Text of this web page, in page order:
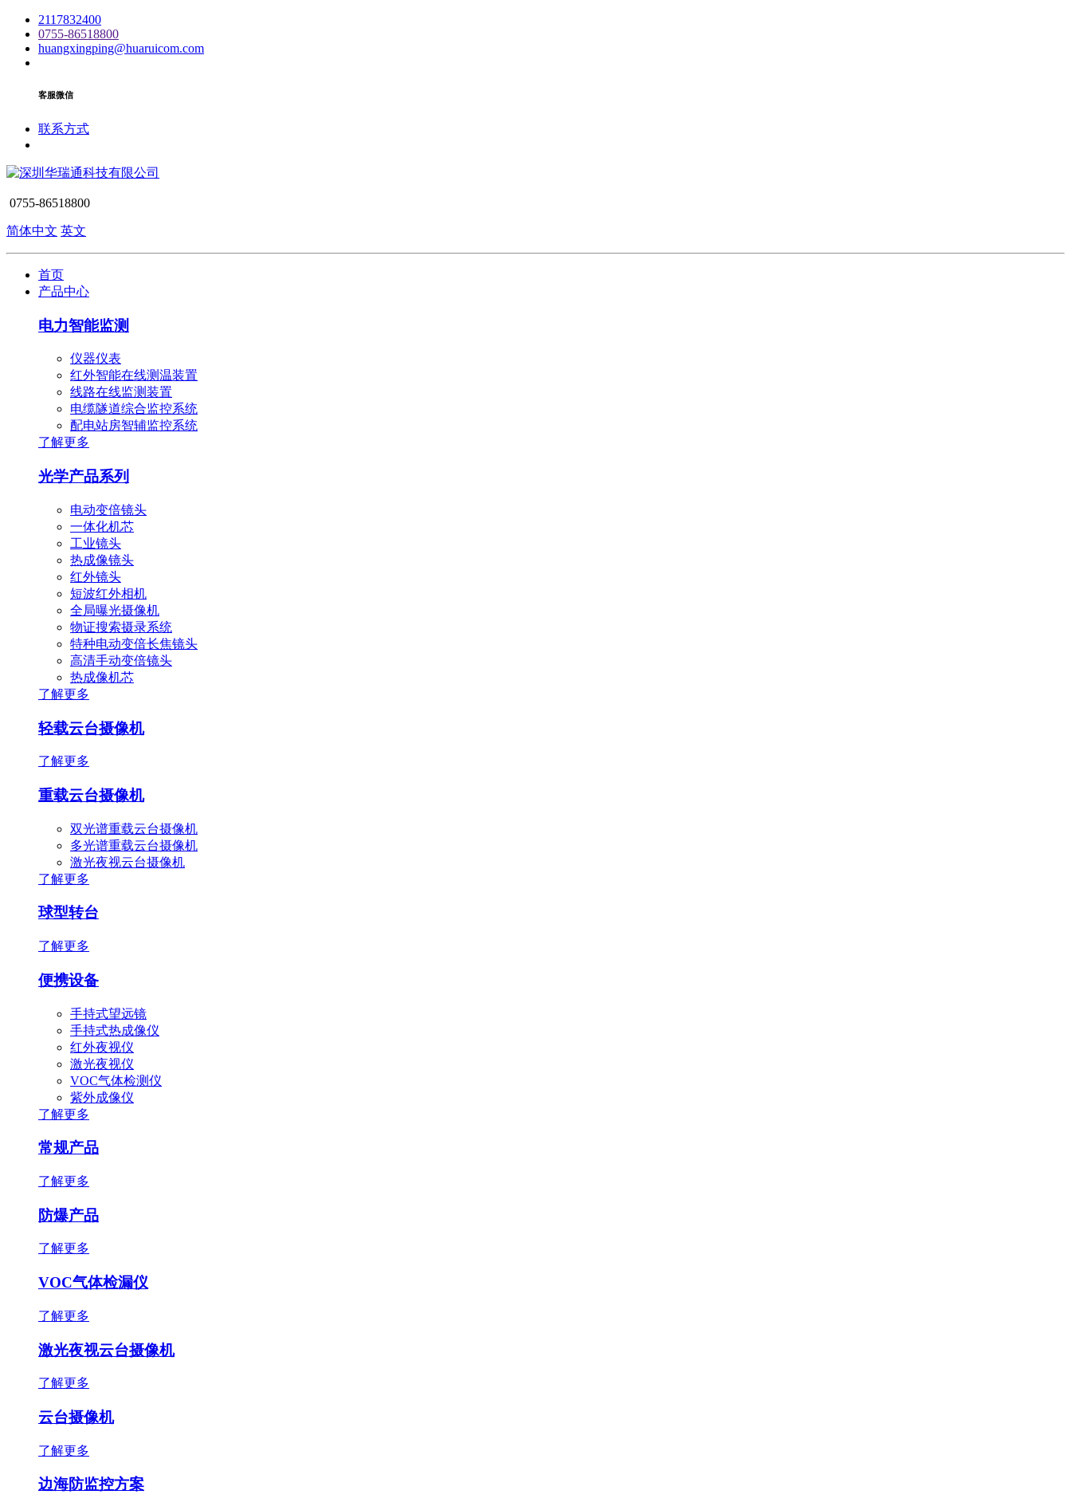
2117832400
0755-86518800
huangxingping@huaruicom.com
客服微信
联系方式
0755-86518800
简体中文 英文
首页
产品中心
电力智能监测
仪器仪表
红外智能在线测温装置
线路在线监测装置
电缆隧道综合监控系统
配电站房智辅监控系统
了解更多
光学产品系列
电动变倍镜头
一体化机芯
工业镜头
热成像镜头
红外镜头
短波红外相机
全局曝光摄像机
物证搜索摄录系统
特种电动变倍长焦镜头
高清手动变倍镜头
热成像机芯
了解更多
轻载云台摄像机
了解更多
重载云台摄像机
双光谱重载云台摄像机
多光谱重载云台摄像机
激光夜视云台摄像机
了解更多
球型转台
了解更多
便携设备
手持式望远镜
手持式热成像仪
红外夜视仪
激光夜视仪
VOC气体检测仪
紫外成像仪
了解更多
常规产品
了解更多
防爆产品
了解更多
VOC气体检漏仪
了解更多
激光夜视云台摄像机
了解更多
云台摄像机
了解更多
边海防监控方案